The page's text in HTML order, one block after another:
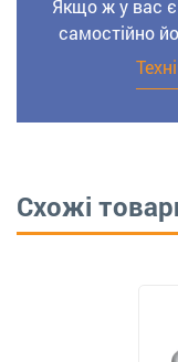
Якщо ж у вас є
самостійно
Схожі